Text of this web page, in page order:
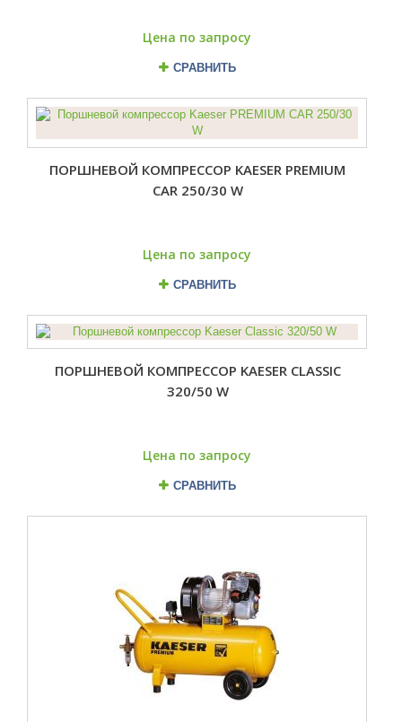
Цена по запросу
СРАВНИТЬ
ПОРШНЕВОЙ КОМПРЕССОР KAESER PREMIUM
CAR 250/30 W
Цена по запросу
СРАВНИТЬ
ПОРШНЕВОЙ КОМПРЕССОР KAESER CLASSIC
320/50 W
Цена по запросу
СРАВНИТЬ